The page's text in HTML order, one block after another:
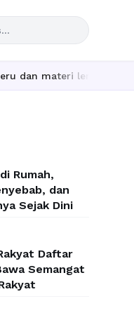
lengkap hanya di
Rumah,
dan
Sejak Dini
Daftar
Semangat